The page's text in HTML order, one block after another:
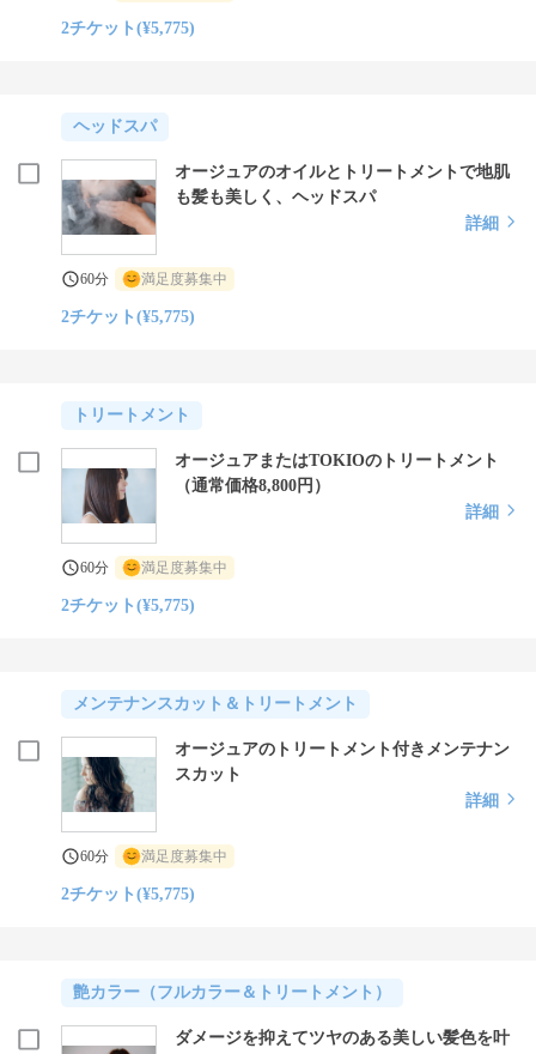
2チケット(¥5,775)
ヘッドスパ
オージュアのオイルとトリートメントで地肌
も髪も美しく、ヘッドスパ
詳細
60分 満足度募集中
2チケット(¥5,775)
トリートメント
オージュアまたはTOKIOのトリートメント
（通常価格8,800円）
詳細
60分 満足度募集中
2チケット(¥5,775)
メンテナンスカット＆トリートメント
オージュアのトリートメント付きメンテナン
スカット
詳細
60分 満足度募集中
2チケット(¥5,775)
艶カラー（フルカラー＆トリートメント）
ダメージを抑えてツヤのある美しい髪色を叶